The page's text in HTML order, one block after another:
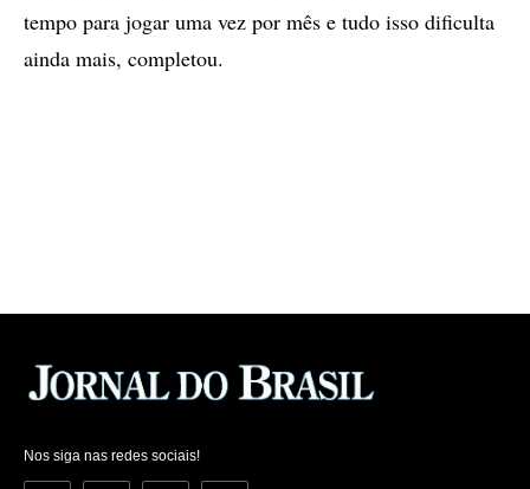
tempo para jogar uma vez por mês e tudo isso dificulta
ainda mais, completou.
Nos siga nas redes sociais!